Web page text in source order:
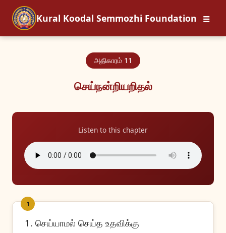
Kural Koodal Semmozhi Foundation ☰
அதிகாரம் 11
செய்நன்றியறிதல்
Listen to this chapter
1
1. செய்யாமல் செய்த உதவிக்கு